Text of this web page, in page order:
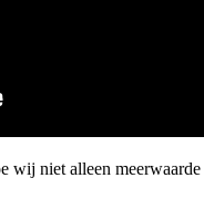
wij niet alleen